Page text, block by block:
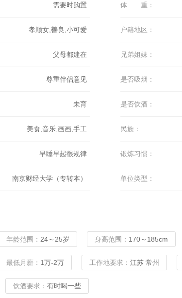
需要时购置 体 重：
孝顺女,善良,小可爱 户籍地区：
父母都建在 兄弟姐妹：
尊重伴侣意见 是否吸烟：
未育 是否饮酒：
美食,音乐,画画,手工 民族：
早睡早起很规律 锻炼习惯：
南京财经大学（专转本） 单位类型：
年龄范围： 24～25岁 身高范围： 170～185cm
最低月薪： 1万-2万 工作地要求： 江苏 常州
饮酒要求： 有时喝一些